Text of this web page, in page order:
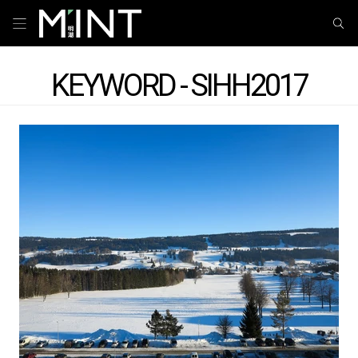
KEYWORD - SIHH2017